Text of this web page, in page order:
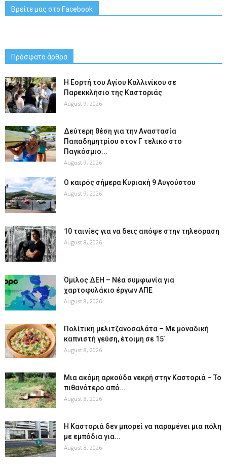
Βρείτε μας στο Facebook
Πρόσφατα άρθρα
H Εορτή του Αγίου Καλλινίκου σε
Παρεκκλήσιο της Καστοριάς
August 9, 2026
Δεύτερη θέση για την Αναστασία
Παπαδημητρίου στον Γ τελικό στο
Παγκόσμιο...
August 9, 2026
Ο καιρός σήμερα Κυριακή 9 Αυγούστου
August 9, 2026
10 ταινίες για να δεις απόψε στην τηλεόραση
August 8, 2026
Όμιλος ΔΕΗ – Νέα συμφωνία για
χαρτοφυλάκιο έργων ΑΠΕ
August 8, 2026
Πολίτικη μελιτζανοσαλάτα – Με μοναδική
καπνιστή γεύση, έτοιμη σε 15΄
August 8, 2026
Μια ακόμη αρκούδα νεκρή στην Καστοριά – Το
πιθανότερο από...
August 8, 2026
Η Καστοριά δεν μπορεί να παραμένει μια πόλη
με εμπόδια για...
August 8, 2026